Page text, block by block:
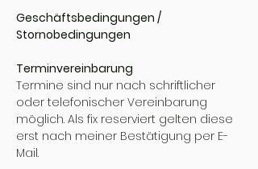
Geschäftsbedingungen /
Stornobedingungen
Terminvereinbarung
Termine sind nur nach schriftlicher
oder telefonischer Vereinbarung
möglich. Als fix reserviert gelten diese
erst nach meiner Bestätigung per E-
Mail.